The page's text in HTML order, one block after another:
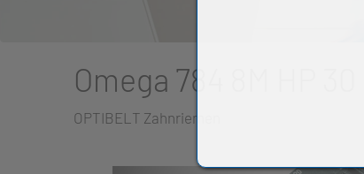
Omega 784 8M HP 30
OPTIBELT Zahnriemen